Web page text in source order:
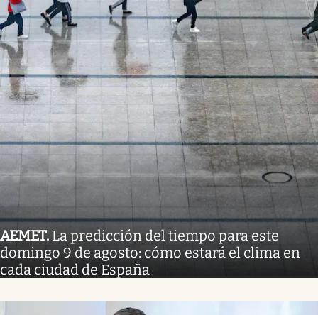
AEMET. La predicción del tiempo para este
domingo 9 de agosto: cómo estará el clima en
cada ciudad de España